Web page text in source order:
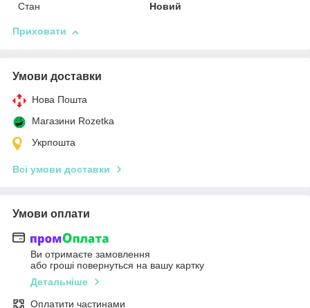
Стан
Новий
Приховати
Умови доставки
Нова Пошта
Магазини Rozetka
Укрпошта
Всі умови доставки
Умови оплати
Ви отримаєте замовлення
або гроші повернуться на вашу картку
Детальніше
Оплатити частинами